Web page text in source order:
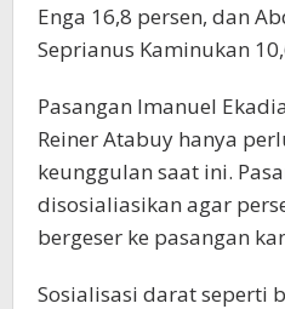
Enga 16,8 persen, dan
Seprianus Kaminukan
Pasangan Imanuel
Reiner Atabuy hanya
keunggulan saat ini.
disosialiasikan agar
bergeser ke pasangan
Sosialisasi darat seperti